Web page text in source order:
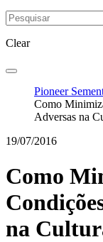
Clear
Pioneer
Como
Adversas na
19/07/2016
Como
na